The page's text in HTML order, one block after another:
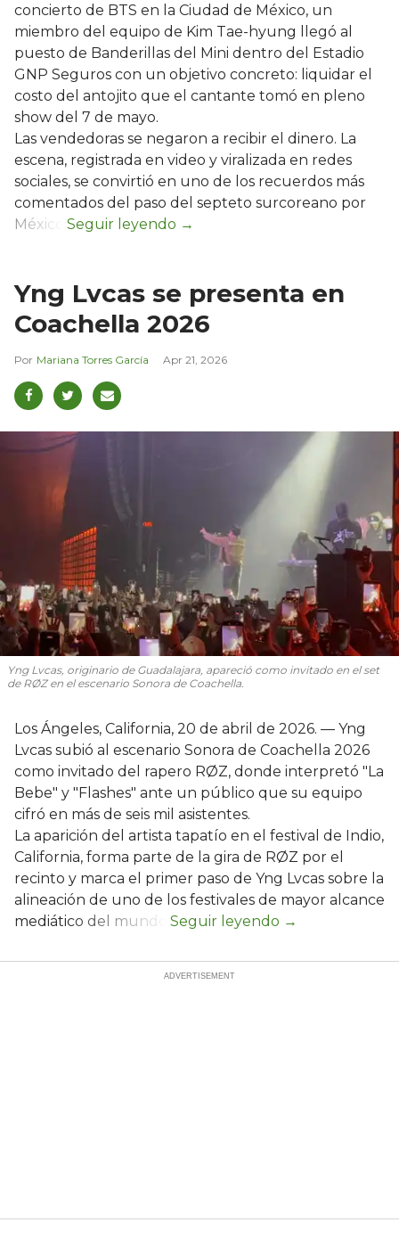
concierto de BTS en la Ciudad de México, un
miembro del equipo de Kim Tae-hyung llegó al
puesto de Banderillas del Mini dentro del Estadio
GNP Seguros con un objetivo concreto: liquidar el
costo del antojito que el cantante tomó en pleno
show del 7 de mayo.
Las vendedoras se negaron a recibir el dinero. La
escena, registrada en video y viralizada en redes
sociales, se convirtió en uno de los recuerdos más
comentados del paso del septeto surcoreano por
México.
Yng Lvcas se presenta en
Coachella 2026
Mariana Torres García Apr 21, 2026
Yng Lvcas, originario de Guadalajara, apareció como invitado en el set
de RØZ en el escenario Sonora de Coachella.
Los Ángeles, California, 20 de abril de 2026. — Yng
Lvcas subió al escenario Sonora de Coachella 2026
como invitado del rapero RØZ, donde interpretó "La
Bebe" y "Flashes" ante un público que su equipo
cifró en más de seis mil asistentes.
La aparición del artista tapatío en el festival de Indio,
California, forma parte de la gira de RØZ por el
recinto y marca el primer paso de Yng Lvcas sobre la
alineación de uno de los festivales de mayor alcance
mediático del mundo.